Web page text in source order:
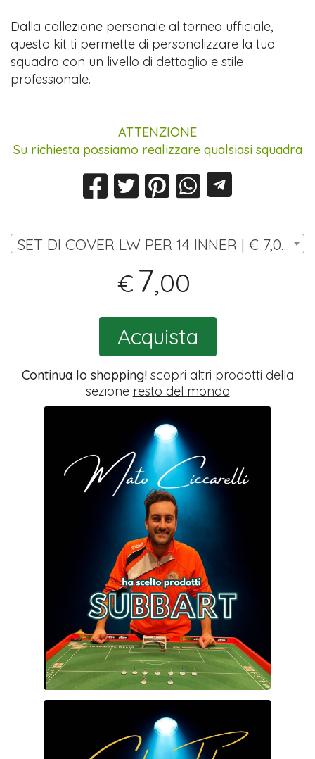
Dalla collezione personale al torneo ufficiale,
questo kit ti permette di personalizzare la tua
squadra con un livello di dettaglio e stile
professionale.
ATTENZIONE
Su richiesta possiamo realizzare qualsiasi squadra
SET DI COVER LW PER 14 INNER | € 7,00
€ 7,00
Acquista
Continua lo shopping!scopri altri prodotti della
sezione resto del mondo